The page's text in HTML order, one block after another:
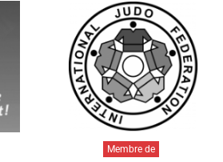
Membre de